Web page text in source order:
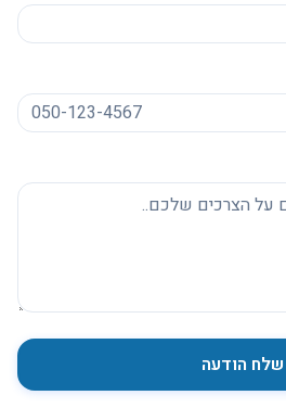
שלח הודעה